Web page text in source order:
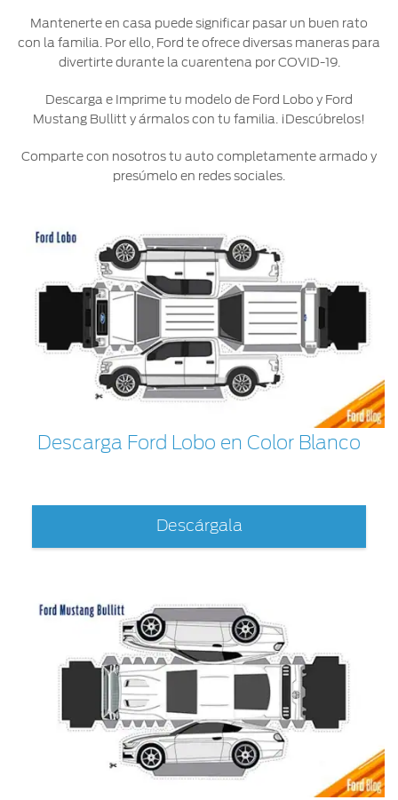
Ford
Custom
Garage
Catálogos
Kits de
Accesorios
Credit
Vehículos
Comerciales
Descubre
Tu Ford
Distribuidor
Certificados
Ford
D-
Colisión y
Originales
Programa de
Mantenimiento
Vehículos
Comerciales
Motorcraft®
Cita de
Servicio
Promociones
de Servicio
Llamado
Garantía
Partes
Soporte
Técnico
Soporte
Desempeño
Seguridad
Trabajo
Cambiar
Contraseña
Mantenerte en casa puede significar pasar un buen rato
con la familia. Por ello, Ford te ofrece diversas maneras para
divertirte durante la cuarentena por COVID-19.
Descarga e Imprime tu modelo de Ford Lobo y Ford
Mustang Bullitt y ármalos con tu familia. ¡Descúbrelos!
Comparte con nosotros tu auto completamente armado y
presúmelo en redes sociales.
Descarga Ford Lobo en Color Blanco
Descárgala